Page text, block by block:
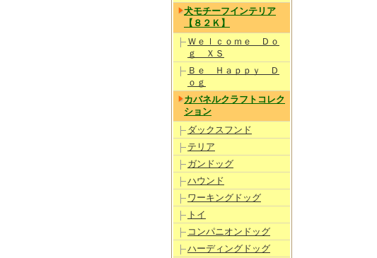
犬モチーフインテリア
【８２Ｋ】
Ｗｅｌｃｏｍｅ Ｄｏ
ｇ ＸＳ
Ｂｅ Ｈａｐｐｙ Ｄ
ｏｇ
カバネルクラフトコレク
ション
ダックスフンド
テリア
ガンドッグ
ハウンド
ワーキングドッグ
トイ
コンパニオンドッグ
ハーディングドッグ